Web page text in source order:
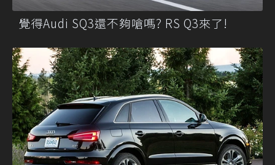
覺得Audi SQ3還不夠嗆嗎? RS Q3來了!